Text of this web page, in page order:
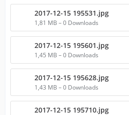
2017-12-15 195531.jpg
1,81 MB – 0 Downloads
2017-12-15 195601.jpg
1,45 MB – 0 Downloads
2017-12-15 195628.jpg
1,43 MB – 0 Downloads
2017-12-15 195710.jpg